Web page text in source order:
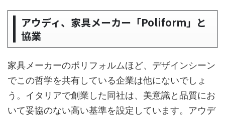
アウディ、家具メーカー「Poliform」と
協業
家具メーカーのポリフォルムほど、デザインシーン
でこの哲学を共有している企業は他にないでしょ
う。イタリアで創業した同社は、美意識と品質にお
いて妥協のない高い基準を設定しています。アウデ